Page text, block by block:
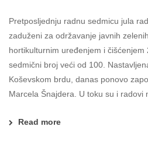
Pretposljednju radnu sedmicu jula
zaduženi za održavanje javnih
hortikulturnim uređenjem i
sedmični broj veći od 100.
Koševskom brdu, danas ponovo
Marcela Šnajdera. U toku su i radovi
Read more